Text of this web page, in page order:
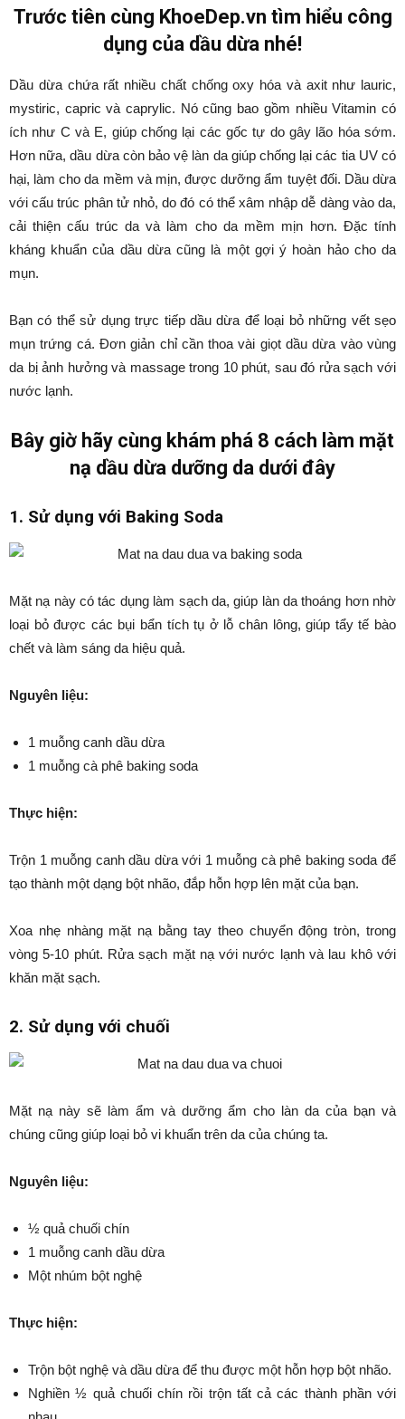
Trước tiên cùng KhoeDep.vn tìm hiểu công
dụng của dầu dừa nhé!
Dầu dừa chứa rất nhiều chất chống oxy hóa và axit như lauric,
mystiric, capric và caprylic. Nó cũng bao gồm nhiều Vitamin có
ích như C và E, giúp chống lại các gốc tự do gây lão hóa sớm.
Hơn nữa, dầu dừa còn bảo vệ làn da giúp chống lại các tia UV có
hại, làm cho da mềm và mịn, được dưỡng ẩm tuyệt đối. Dầu dừa
với cấu trúc phân tử nhỏ, do đó có thể xâm nhập dễ dàng vào da,
cải thiện cấu trúc da và làm cho da mềm mịn hơn. Đặc tính
kháng khuẩn của dầu dừa cũng là một gợi ý hoàn hảo cho da
mụn.
Bạn có thể sử dụng trực tiếp dầu dừa để loại bỏ những vết sẹo
mụn trứng cá. Đơn giản chỉ cần thoa vài giọt dầu dừa vào vùng
da bị ảnh hưởng và massage trong 10 phút, sau đó rửa sạch với
nước lạnh.
Bây giờ hãy cùng khám phá 8 cách làm mặt
nạ dầu dừa dưỡng da dưới đây
1. Sử dụng với Baking Soda
Mặt nạ này có tác dụng làm sạch da, giúp làn da thoáng hơn nhờ
loại bỏ được các bụi bẩn tích tụ ở lỗ chân lông, giúp tẩy tế bào
chết và làm sáng da hiệu quả.
Nguyên liệu:
1 muỗng canh dầu dừa
1 muỗng cà phê baking soda
Thực hiện:
Trộn 1 muỗng canh dầu dừa với 1 muỗng cà phê baking soda để
tạo thành một dạng bột nhão, đắp hỗn hợp lên mặt của bạn.
Xoa nhẹ nhàng mặt nạ bằng tay theo chuyển động tròn, trong
vòng 5-10 phút. Rửa sạch mặt nạ với nước lạnh và lau khô với
khăn mặt sạch.
2. Sử dụng với chuối
Mặt nạ này sẽ làm ẩm và dưỡng ẩm cho làn da của bạn và
chúng cũng giúp loại bỏ vi khuẩn trên da của chúng ta.
Nguyên liệu:
½ quả chuối chín
1 muỗng canh dầu dừa
Một nhúm bột nghệ
Thực hiện:
Trộn bột nghệ và dầu dừa để thu được một hỗn hợp bột nhão.
Nghiền ½ quả chuối chín rồi trộn tất cả các thành phần với